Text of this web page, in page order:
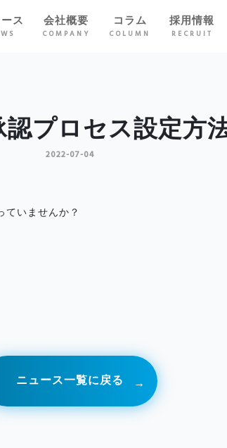
ス 会社概要
COMPANY
コラム
COLUMN
採用情報
RECRUIT
プロセス設定方
2022-07-04
いませんか？
ニュース一覧に戻る